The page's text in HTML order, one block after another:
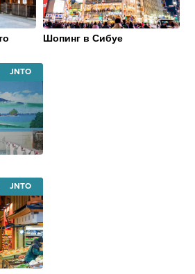
Шопинг в Сибуе
JAPAN
NATIONAL
TOURISM
ORGANIZATION
JAPAN
NATIONAL
TOURISM
ORGANIZATION